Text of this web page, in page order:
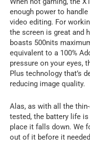
enough power to
video editing. For
the screen is great and
boasts 500nits
equivalent to a 100%
pressure on your eyes,
Plus technology that’s
reducing image quality.
Alas, as with all the
tested, the battery life
place it falls down. We
out of it before it